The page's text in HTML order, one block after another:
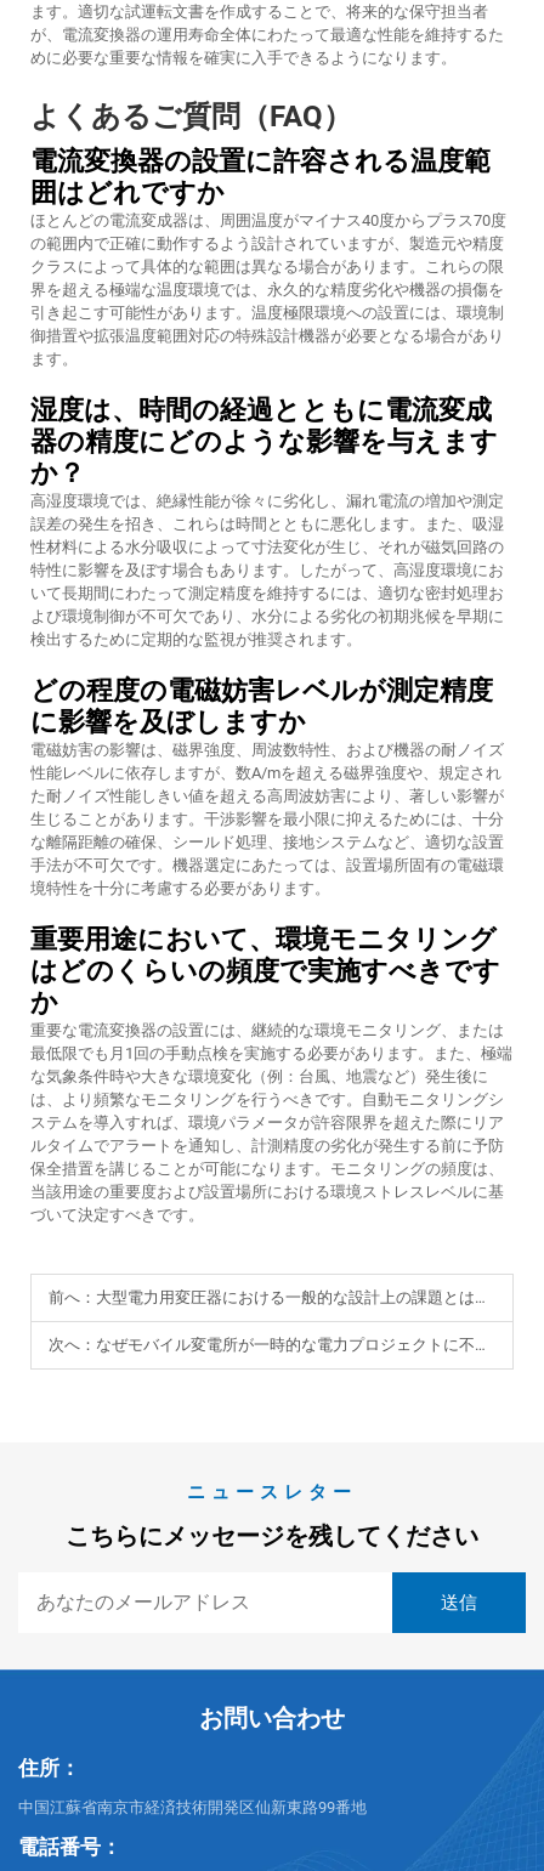
ます。適切な試運転文書を作成することで、将来的な保守担当者
が、電流変換器の運用寿命全体にわたって最適な性能を維持するた
めに必要な重要な情報を確実に入手できるようになります。
よくあるご質問（FAQ）
電流変換器の設置に許容される温度範
囲はどれですか
ほとんどの電流変成器は、周囲温度がマイナス40度からプラス70度
の範囲内で正確に動作するよう設計されていますが、製造元や精度
クラスによって具体的な範囲は異なる場合があります。これらの限
界を超える極端な温度環境では、永久的な精度劣化や機器の損傷を
引き起こす可能性があります。温度極限環境への設置には、環境制
御措置や拡張温度範囲対応の特殊設計機器が必要となる場合があり
ます。
湿度は、時間の経過とともに電流変成
器の精度にどのような影響を与えます
か？
高湿度環境では、絶縁性能が徐々に劣化し、漏れ電流の増加や測定
誤差の発生を招き、これらは時間とともに悪化します。また、吸湿
性材料による水分吸収によって寸法変化が生じ、それが磁気回路の
特性に影響を及ぼす場合もあります。したがって、高湿度環境にお
いて長期間にわたって測定精度を維持するには、適切な密封処理お
よび環境制御が不可欠であり、水分による劣化の初期兆候を早期に
検出するために定期的な監視が推奨されます。
どの程度の電磁妨害レベルが測定精度
に影響を及ぼしますか
電磁妨害の影響は、磁界強度、周波数特性、および機器の耐ノイズ
性能レベルに依存しますが、数A/mを超える磁界強度や、規定され
た耐ノイズ性能しきい値を超える高周波妨害により、著しい影響が
生じることがあります。干渉影響を最小限に抑えるためには、十分
な離隔距離の確保、シールド処理、接地システムなど、適切な設置
手法が不可欠です。機器選定にあたっては、設置場所固有の電磁環
境特性を十分に考慮する必要があります。
重要用途において、環境モニタリング
はどのくらいの頻度で実施すべきです
か
重要な電流変換器の設置には、継続的な環境モニタリング、または
最低限でも月1回の手動点検を実施する必要があります。また、極端
な気象条件時や大きな環境変化（例：台風、地震など）発生後に
は、より頻繁なモニタリングを行うべきです。自動モニタリングシ
ステムを導入すれば、環境パラメータが許容限界を超えた際にリア
ルタイムでアラートを通知し、計測精度の劣化が発生する前に予防
保全措置を講じることが可能になります。モニタリングの頻度は、
当該用途の重要度および設置場所における環境ストレスレベルに基
づいて決定すべきです。
前へ： 大型電力用変圧器における一般的な設計上の課題とは何ですか？
次へ： なぜモバイル変電所が一時的な電力プロジェクトに不可欠なのか？
ニュースレター
こちらにメッセージを残してください
お問い合わせ
住所：
中国江蘇省南京市経済技術開発区仙新東路99番地
電話番号：